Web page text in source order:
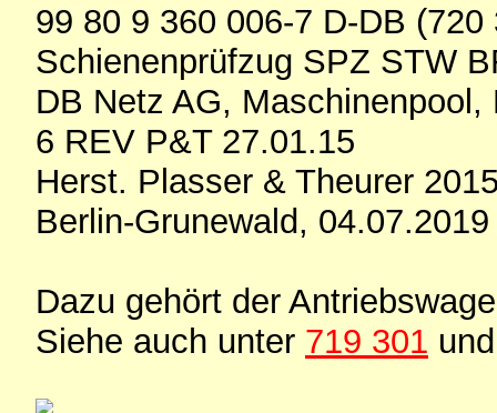
99 80 9 360 006-7 D-DB (720
Schienenprüfzug SPZ STW
DB Netz AG, Maschinenpool,
6 REV P&T 27.01.15
Herst. Plasser & Theurer
Berlin-Grunewald, 04.07.2019
Dazu gehört der
Siehe auch unter 719 301